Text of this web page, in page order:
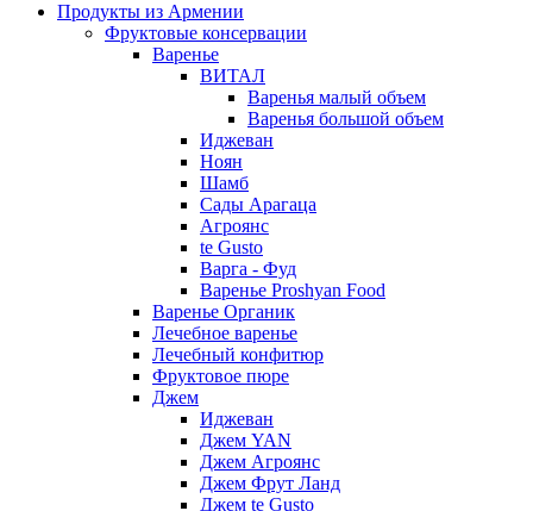
Продукты из Армении
Фруктовые консервации
Варенье
ВИТАЛ
Варенья малый объем
Варенья большой объем
Иджеван
Ноян
Шамб
Сады Арагаца
Агроянс
te Gusto
Варга - Фуд
Варенье Proshyan Food
Варенье Органик
Лечебное варенье
Лечебный конфитюр
Фруктовое пюре
Джем
Иджеван
Джем YAN
Джем Агроянс
Джем Фрут Ланд
Джем te Gusto